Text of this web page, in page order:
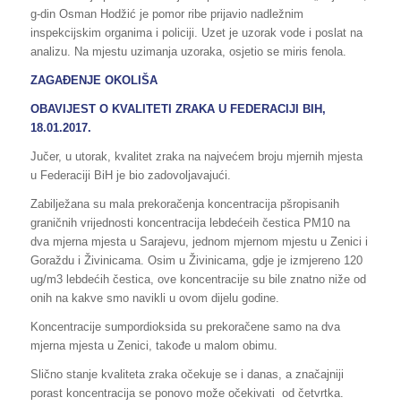
g-din Osman Hodžić je pomor ribe prijavio nadležnim
inspekcijskim organima i policiji. Uzet je uzorak vode i poslat na
analizu. Na mjestu uzimanja uzoraka, osjetio se miris fenola.
ZAGAĐENJE OKOLIŠA
OBAVIJEST O KVALITETI ZRAKA U FEDERACIJI BIH,
18.01.2017.
Jučer, u utorak, kvalitet zraka na najvećem broju mjernih mjesta
u Federaciji BiH je bio zadovoljavajući.
Zabilježana su mala prekoračenja koncentracija pšropisanih
graničnih vrijednosti koncentracija lebdećeih čestica PM10 na
dva mjerna mjesta u Sarajevu, jednom mjernom mjestu u Zenici i
Goraždu i Živinicama. Osim u Živinicama, gdje je izmjereno 120
ug/m3 lebdećih čestica, ove koncentracije su bile znatno niže od
onih na kakve smo navikli u ovom dijelu godine.
Koncentracije sumpordioksida su prekoračene samo na dva
mjerna mjesta u Zenici, takođe u malom obimu.
Slično stanje kvaliteta zraka očekuje se i danas, a značajniji
porast koncentracija se ponovo može očekivati od četvrtka.